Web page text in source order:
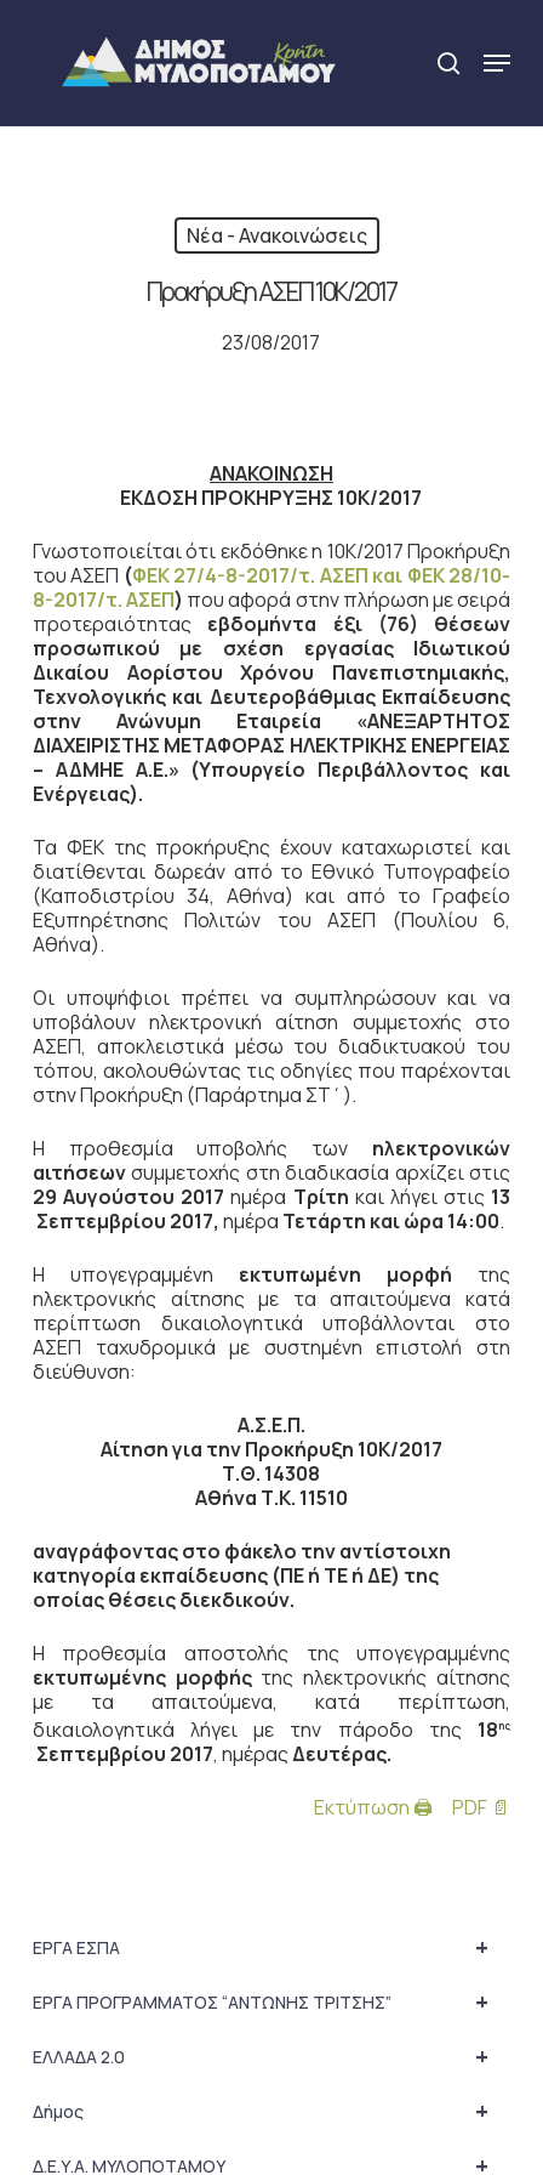
content
search
Menu
Νέα - Ανακοινώσεις
Προκήρυξη ΑΣΕΠ 10Κ/2017
23/08/2017
ΑΝΑΚΟΙΝΩΣΗ
ΕΚΔΟΣΗ ΠΡΟΚΗΡΥΞΗΣ 10Κ/2017
Γνωστοποιείται ότι εκδόθηκε η 10Κ/2017 Προκήρυξη
του ΑΣΕΠ (ΦΕΚ 27/4-8-2017/τ. ΑΣΕΠ και ΦΕΚ 28/10-
8-2017/τ. ΑΣΕΠ) που αφορά στην πλήρωση με σειρά
προτεραιότητας εβδομήντα
έξι (76) θέσεων
προσωπικού με σχέση εργασίας Ιδιωτικού
Δικαίου Αορίστου Χρόνου Πανεπιστημιακής,
Τεχνολογικής και Δευτεροβάθμιας Εκπαίδευσης
στην Ανώνυμη Εταιρεία «ΑΝΕΞΑΡΤΗΤΟΣ
ΔΙΑΧΕΙΡΙΣΤΗΣ ΜΕΤΑΦΟΡΑΣ ΗΛΕΚΤΡΙΚΗΣ ΕΝΕΡΓΕΙΑΣ
– ΑΔΜΗΕ Α.Ε.» (Υπουργείο Περιβάλλοντος και
Ενέργειας).
Τα ΦΕΚ της προκήρυξης έχουν καταχωριστεί και
διατίθενται δωρεάν από το Εθνικό Τυπογραφείο
(Καποδιστρίου 34, Αθήνα) και από το Γραφείο
Εξυπηρέτησης Πολιτών του ΑΣΕΠ (Πουλίου 6,
Αθήνα).
Οι υποψήφιοι πρέπει να συμπληρώσουν και να
υποβάλουν ηλεκτρονική αίτηση συμμετοχής στο
ΑΣΕΠ, αποκλειστικά μέσω του διαδικτυακού του
τόπου, ακολουθώντας τις οδηγίες που παρέχονται
στην Προκήρυξη (Παράρτημα ΣΤ΄).
Η προθεσμία υποβολής των ηλεκτρονικών
αιτήσεωνσυμμετοχής στη διαδικασία αρχίζει στις
29 Αυγούστου 2017 ημέρα Τρίτη και λήγει στις 13
Σεπτεμβρίου 2017, ημέρα Τετάρτη και ώρα 14:00.
Η υπογεγραμμένη εκτυπωμένη μορφή της
ηλεκτρονικής αίτησης με τα απαιτούμενα κατά
περίπτωση δικαιολογητικά υποβάλλονται στο
ΑΣΕΠ ταχυδρομικά με συστημένη επιστολή στη
διεύθυνση:
Α.Σ.Ε.Π.
Αίτηση για την Προκήρυξη 10Κ/2017
Τ.Θ. 14308
Αθήνα Τ.Κ. 11510
αναγράφοντας στο φάκελο την αντίστοιχη
κατηγορία εκπαίδευσης (ΠΕ ή ΤΕ ή ΔΕ) της
οποίας θέσεις διεκδικούν.
Η προθεσμία αποστολής της υπογεγραμμένης
εκτυπωμένης μορφήςτης ηλεκτρονικής αίτησης
με τα απαιτούμενα, κατά περίπτωση,
δικαιολογητικά λήγει με την πάροδο της 18ης
Σεπτεμβρίου 2017, ημέραςΔευτέρας.
Εκτύπωση 🖨
PDF 📄
+
ΕΡΓΑ ΕΣΠΑ
+
ΕΡΓΑ ΠΡΟΓΡΑΜΜΑΤΟΣ “ΑΝΤΩΝΗΣ ΤΡΙΤΣΗΣ”
+
ΕΛΛΑΔΑ 2.0
+
Δήμος
+
Δ.Ε.Υ.Α. ΜΥΛΟΠΟΤΑΜΟΥ
Close